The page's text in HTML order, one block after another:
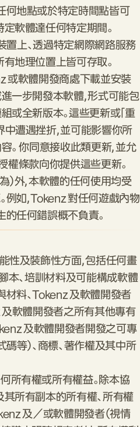
何地點或於特定時間點皆可
軟體達任何特定期間。
上、透過特定網際網路服務
地理位置上皆可存取。
或軟體開發商處下載並安裝
一步開發本軟體，形式可能包
或全新版本。這些更新或「重
遭遇挫折，並可能影響你所
。 你同意接收此類更新，並允
權條款向你提供這些更新。
）外，本軟體的任何使用均受
如，Tokenz 對任何遊戲內物
的任何錯誤概不負責。
性及裝飾性方面，包括任何畫
本、培訓材料及可能構成軟體
材料、Tokenz 及軟體開發者
及軟體開發者之所有其他專有
及軟體開發者開發之可專
碼等）、商標、著作權及其中所
所有權或所有權益。除本協
所有副本的所有權、所有權
及／或軟體開發者（視情